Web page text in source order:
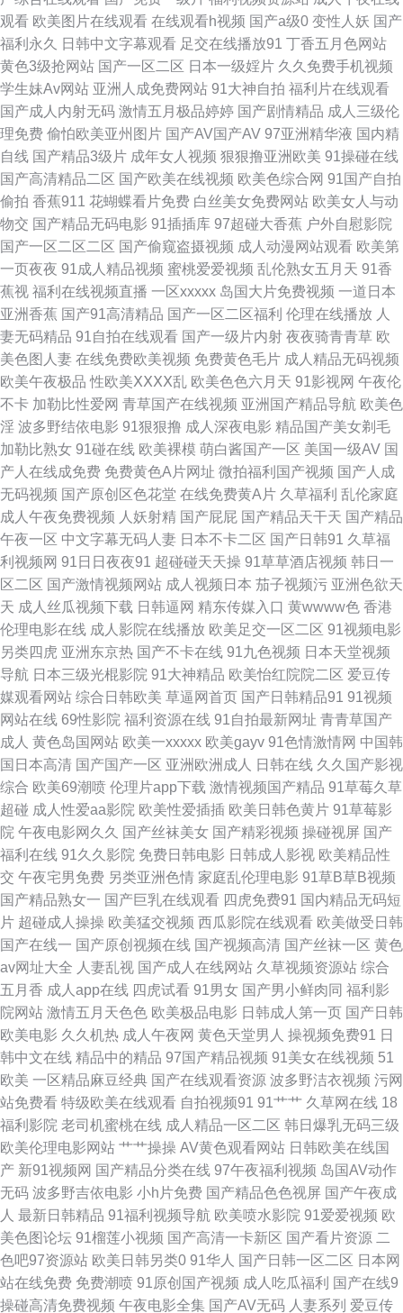
心丝袜久久 免费深夜91 日韩高清电影 在线直播91 avav激情 黄色视频伊人
网 日本大香蕉伊人网 在线看污视频 97爱黄色 草逼A片 国产传媒A片大全 欧
美ⅴA在线观看 视频列表国产 亚洲成人AV贴图 91黑丝网站 99re超碰 超碰人
妻色 国产TS系里 韩国美女操逼视频 久久一期二期中文 日韩免费观看视频 午
夜黄色剧场 97免费在线视频 成人高清日色 久久艹伊人 男同GAY内射 熟女
3P91 亚洲变态性爱网 91p最新网址 91直接看 操碰国际 国产三级网址 久久
午夜神器 日韩精品社区 香蕉视频成人 97黃色网 福利小视频 久久精品国产亚
州 欧美人兽影院 91日韩永久 超碰性交片 国产激情第二页 久草热大香蕉 欧
美色色H 天天撸天天干 91蜜桃在线播放 超碰超超超在线 国产操逼av网址 狼
友视频首页入口 青娱乐92 国产天天综合网 亚洲视频一区91 超碰97色 老司
机午夜视频 日本在钱韩国 亚洲色图私拍91 91线上 成人视频香蕉 天美福利
91 91理论视频 黄色A片3及片 日本女同互慰 在线国产二区 草莓视频18在线
国产自啪视频 深夜诱惑av 韩国在线不卡在线 欧美国产专区 熟妇人妻久久一
区 先锋av影视导航 成人性交影院 韩日中AV网址 女人的天堂网 色屋国产 亚
洲丝袜天堂在线 91国产嫩草 97色97干 成人福利黑料 极品福利姬自慰 日本A
级电影网站 亚洲成人在线h 91蜜桃在线播放 阿v网站 国产传媒合集 精品91
视频 欧美三级片导航 日韩电影第二页 91草碰 影音先锋色情片 超碰91伊人
黄色片中国 美女探花综合 天天草视频 91网页版色色 国产交配日韩 白丝美女
后入爆操 浮力草草视频 午夜激情福利社 91中文 抖阴免费网站 精品人人播人
人操 日本A视频 日韩人妻伦理 91狼友在线观看 大香蕉伊色 黑丝喷浆 欧美情
色导航 97资源人妻 国产操逼视频在线 久草资源福利站 欧美人妖五月天 午夜
香蕉福利视频 91色狼老熟女 www日日干 国产美女喷水 四虎网久久 91叉叉
叉 成人精品视频 美女91小视频 午夜福利韩国 Av天堂资源站 久草手机在线观
看 精东91 亚州色图1 91社在线看 韩日无码射 三级国产字幕 影音先锋黄区
av盛宴国产 福利姬在线导航 人人操人人干网 91成人区 岛国偷拍色图 欧美性
爱激情综合 午夜福利小电影 91性吧 成人片在线视频 狠狠久久伊人 免费人成
黄页在线 午夜探花17c 97涩涩资源总站 大香蕉伊人草 久久爆乳 人人操人人
摸超碰 无码导航 91N爽片 俺去的综合网站 国产精品足交1区 欧美韩日综日
日骚 天天干精品视频 91国产夜色猫 超碰人人按 国产自偷自拍 美女看片 日
观看 欧美图片在线观看 在线观看h视频 国产a级0 变性人妖 国产
福利永久
日韩中文字幕观看 足交在线播放91 丁香五月色网站
黄色3级抢网站 国产一区二区 日本一级婬片 久久免费手机视频
学生妹Av网站 亚洲人成免费网站 91大神自拍 福利片在线观看
国产成人内射无码 激情五月极品婷婷 国产剧情精品 成人三级伦
理免费 偷怕欧美亚州图片 国产AV国产AV 97亚洲精华液 国内精
自线 国产精品3级片 成年女人视频 狠狠撸亚洲欧美 91操碰在线
国产高清精品二区 国产欧美在线视频 欧美色综合网 91国产自拍
偷拍 香蕉911 花蝴蝶看片免费 白丝美女免费网站 欧美女人与动
物交 国产精品无码电影 91插插库 97超碰大香蕉 户外自慰影院
国产一区二区二区 国产偷窥盗摄视频 成人动漫网站观看 欧美第
一页夜夜 91成人精品视频 蜜桃爱爱视频 乱伦熟女五月天 91香
蕉视 福利在线视频直播 一区xxxxx 岛国大片免费视频 一道日本
亚洲香蕉 国产91高清精品 国产一区二区福利 伦理在线播放 人
妻无码精品 91自拍在线观看 国产一级片内射 夜夜骑青青草 欧
美色图人妻 在线免费欧美视频 免费黄色毛片 成人精品无码视频
欧美午夜极品 性欧美ⅩⅩⅩⅩ乱 欧美色色六月天 91影视网 午夜伦
不卡 加勒比性爱网 青草国产在线视频 亚洲国产精品导航 欧美色
淫 波多野结依电影 91狠狠撸 成人深夜电影 精品国产美女剃毛
加勒比熟女 91碰在线 欧美裸模 萌白酱国产一区 美国一级AV 国
产人在线成免费 免费黄色A片网址 微拍福利国产视频 国产人成
无码视频 国产原创区色花堂 在线免费黄A片 久草福利 乱伦家庭
成人午夜免费视频 人妖射精 国产屁屁 国产精品天干天 国产精品
午夜一区 中文字幕无码人妻 日本不卡二区 国产日韩91 久草福
利视频网 91日日夜夜91 超碰碰天天操 91草草酒店视频 韩日一
区二区 国产激情视频网站 成人视频日本 茄子视频污 亚洲色欲天
天 成人丝瓜视频下载 日韩逼网 精东传媒入口 黄wwww色 香港
伦理电影在线 成人影院在线播放 欧美足交一区二区 91视频电影
另类四虎 亚洲东京热 国产不卡在线 91九色视频 日本天堂视频
导航 日本三级光棍影院 91大神精品 欧美怡红院院二区 爱豆传
媒观看网站 综合日韩欧美 草逼网首页 国产日韩精品91 91视频
网站在线 69性影院 福利资源在线 91自拍最新网址 青青草国产
成人 黄色岛国网站 欧美一xxxxx 欧美gayv 91色情激情网 中国韩
国日本高清 国产国产一区 亚洲欧洲成人 日韩在线 久久国产影视
综合 欧美69潮喷 伦理片app下载 激情视频国产精品 91草莓久草
超碰 成人性爱aa影院 欧美性爱插插 欧美日韩色黄片 91草莓影
院 午夜电影网久久 国产丝袜美女 国产精彩视频 操碰视屏 国产
福利在线 91久久影院 免费日韩电影 日韩成人影视 欧美精品性
交 午夜宅男免费 另类亚洲色情 家庭乱伦理电影 91草B草B视频
国产精品熟女一 国产巨乳在线观看 四虎免费91 国内精品无码短
片 超碰成人操操 欧美猛交视频 西瓜影院在线观看 欧美做受日韩
国产在线一 国产原创视频在线 国产视频高清 国产丝袜一区 黄色
av网址大全 人妻乱视 国产成人在线网站 久草视频资源站 综合
五月香 成人app在线 四虎试看 91男女 国产男小鲜肉同 福利影
院网站 激情五月天色色 欧美极品电影 日韩成人第一页 国产日韩
欧美电影 久久机热 成人午夜网 黄色天堂男人 操视频免费91 日
韩中文在线 精品中的精品 97国产精品视频 91美女在线视频 51
欧美 一区精品麻豆经典 国产在线观看资源 波多野洁衣视频 污网
站免费看 特级欧美在线观看 自拍视频91 91艹艹 久草网在线 18
福利影院 老司机蜜桃在线 成人精品一区二区 韩日爆乳无码三级
欧美伦理电影网站 艹艹操操 AV黄色观看网站 日韩欧美在线国
产 新91视频网 国产精品分类在线 97午夜福利视频 岛国AV动作
无码 波多野吉依电影 小h片免费 国产精品色色视屏 国产午夜成
人 最新日韩精品 91福利视频导航 欧美喷水影院 91爱爱视频 欧
美色图论坛 91榴莲小视频 国产高清一卡新区 国产看片资源 二
色吧97资源站 欧美日韩另类0 91华人 国产日韩一区二区 日本网
站在线免费 免费潮喷 91原创国产视频 成人吃瓜福利 国产在线9
操碰高清免费视频 午夜电影全集 国产AV无码 人妻系列 爱豆传